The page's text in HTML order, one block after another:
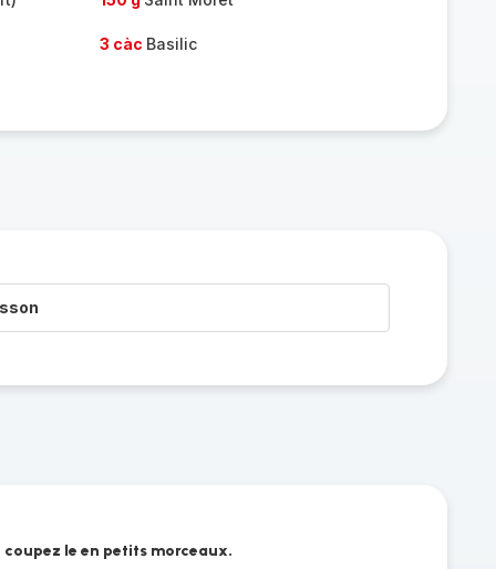
3 càc Basilic
le en petits morceaux.